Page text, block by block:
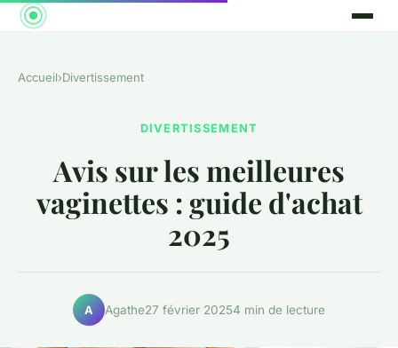
Accueil›Divertissement
DIVERTISSEMENT
Avis sur les meilleures
vaginettes : guide d'achat
2025
A Agathe27 février 20254 min de lecture